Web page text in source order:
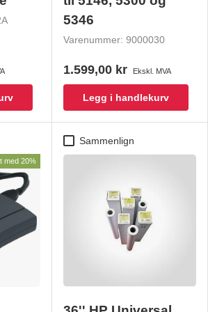
5346
Varenummer: 9000030
1.599,00 kr Ekskl. MVA
Legg i handlekurv
med 20%
Sammenlign